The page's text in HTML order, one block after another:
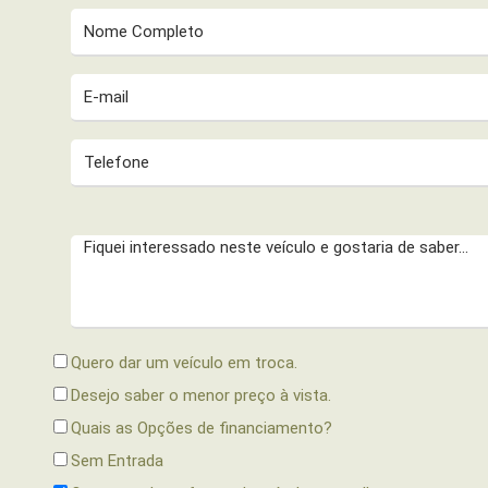
Quero dar um veículo em troca.
Desejo saber o menor preço à vista.
Quais as Opções de financiamento?
Sem Entrada